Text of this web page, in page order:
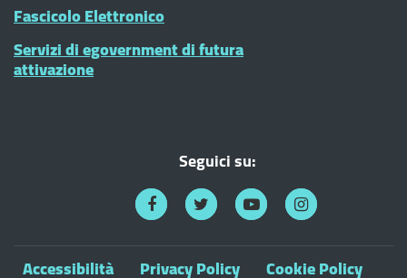
Fascicolo Elettronico
Servizi di egovernment di futura
attivazione
Seguici su:
Accessibilità Privacy Policy Cookie Policy